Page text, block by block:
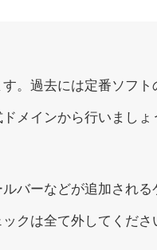
。過去には定番ソフト
メインから行いましょ
バーなどが追加される
クは全て外してくださ